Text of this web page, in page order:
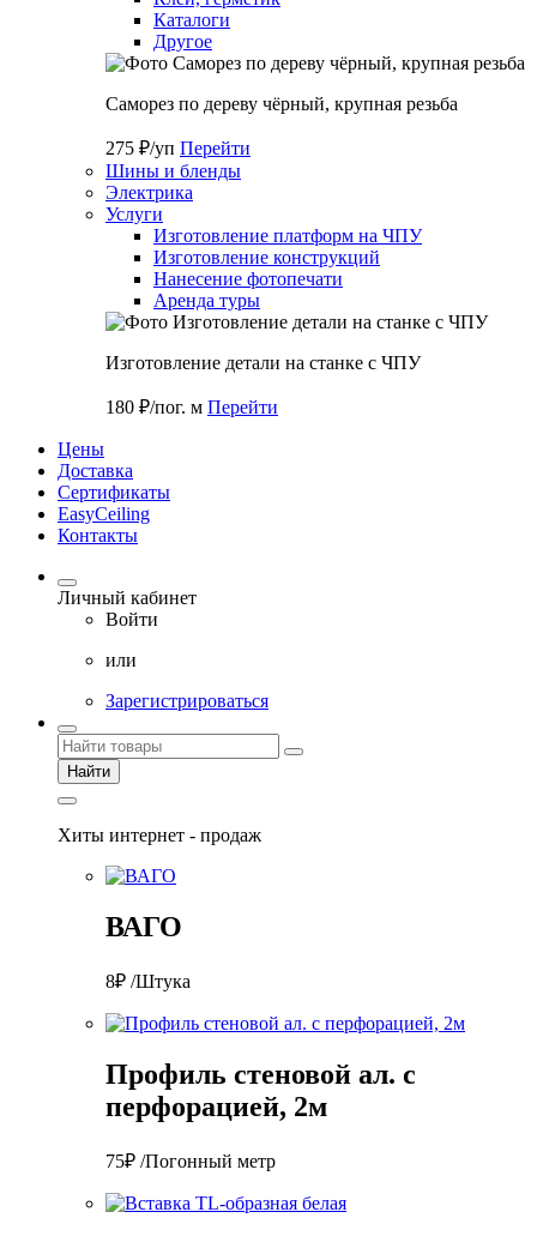
Каталоги
Другое
Саморез по дереву чёрный, крупная резьба
275 ₽/уп Перейти
Шины и бленды
Электрика
Услуги
Изготовление платформ на ЧПУ
Изготовление конструкций
Нанесение фотопечати
Аренда туры
Изготовление детали на станке с ЧПУ
180 ₽/пог. м Перейти
Цены
Доставка
Cертификаты
EasyCeiling
Контакты
Личный кабинет
Войти
или
Зарегистрироваться
Найти
Хиты интернет - продаж
ВАГО
8₽ /Штука
Профиль стеновой ал. с
перфорацией, 2м
75₽ /Погонный метр